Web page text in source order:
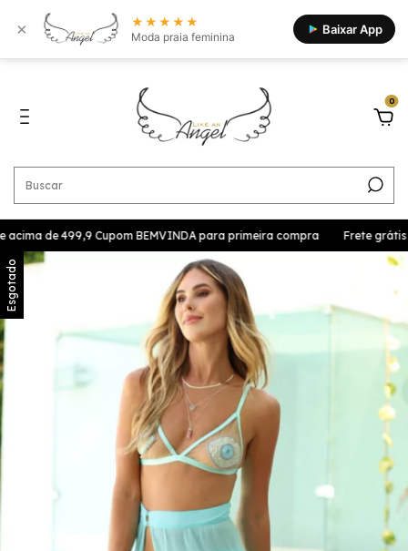
× ★★★★★
Moda praia feminina Baixar App
0
de 499,9 Cupom BEMVINDA para primeira compra Frete grátis
Esgotado